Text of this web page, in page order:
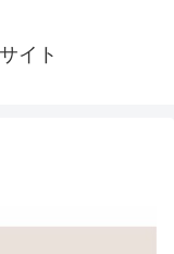
イト